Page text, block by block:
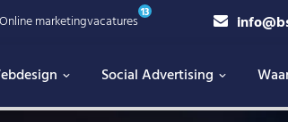
Online marketingvacatures13
Social Advertising